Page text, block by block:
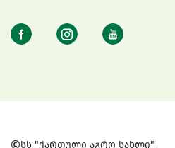
სს "ქართული აგრო სახლი"